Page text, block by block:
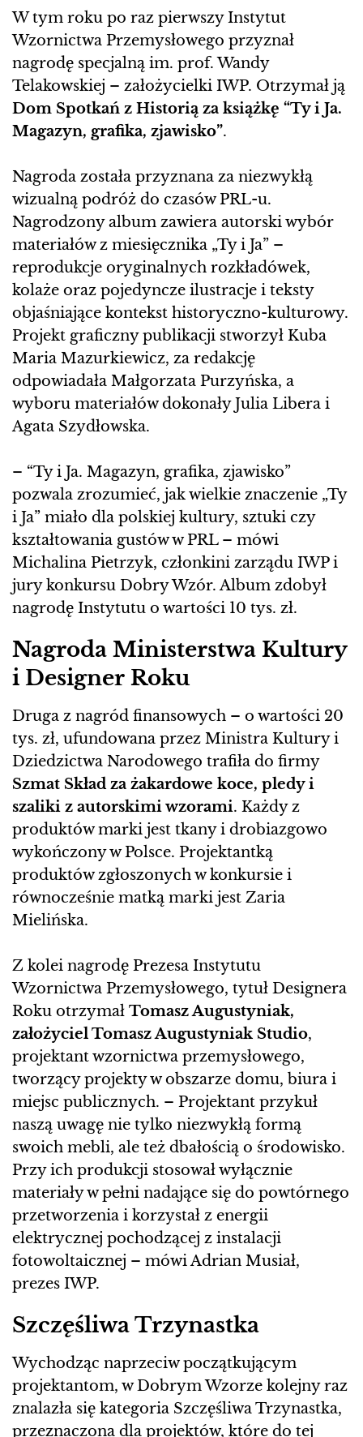
W tym roku po raz pierwszy Instytut
Wzornictwa Przemysłowego przyznał
nagrodę specjalną im. prof. Wandy
Telakowskiej – założycielki IWP. Otrzymał ją
Dom Spotkań z Historią za książkę “Ty i Ja.
Magazyn, grafika, zjawisko”.
Nagroda została przyznana za niezwykłą
wizualną podróż do czasów PRL-u.
Nagrodzony album zawiera autorski wybór
materiałów z miesięcznika „Ty i Ja” –
reprodukcje oryginalnych rozkładówek,
kolaże oraz pojedyncze ilustracje i teksty
objaśniające kontekst historyczno-kulturowy.
Projekt graficzny publikacji stworzył Kuba
Maria Mazurkiewicz, za redakcję
odpowiadała Małgorzata Purzyńska, a
wyboru materiałów dokonały Julia Libera i
Agata Szydłowska.
– “Ty i Ja. Magazyn, grafika, zjawisko”
pozwala zrozumieć, jak wielkie znaczenie „Ty
i Ja” miało dla polskiej kultury, sztuki czy
kształtowania gustów w PRL – mówi
Michalina Pietrzyk, członkini zarządu IWP i
jury konkursu Dobry Wzór. Album zdobył
nagrodę Instytutu o wartości 10 tys. zł.
Nagroda Ministerstwa Kultury
i Designer Roku
Druga z nagród finansowych – o wartości 20
tys. zł, ufundowana przez Ministra Kultury i
Dziedzictwa Narodowego trafiła do firmy
Szmat Skład za żakardowe koce, pledy i
szaliki z autorskimi wzorami. Każdy z
produktów marki jest tkany i drobiazgowo
wykończony w Polsce. Projektantką
produktów zgłoszonych w konkursie i
równocześnie matką marki jest Zaria
Mielińska.
Z kolei nagrodę Prezesa Instytutu
Wzornictwa Przemysłowego, tytuł Designera
Roku otrzymał Tomasz Augustyniak,
założyciel Tomasz Augustyniak Studio,
projektant wzornictwa przemysłowego,
tworzący projekty w obszarze domu, biura i
miejsc publicznych. – Projektant przykuł
naszą uwagę nie tylko niezwykłą formą
swoich mebli, ale też dbałością o środowisko.
Przy ich produkcji stosował wyłącznie
materiały w pełni nadające się do powtórnego
przetworzenia i korzystał z energii
elektrycznej pochodzącej z instalacji
fotowoltaicznej – mówi Adrian Musiał,
prezes IWP.
Szczęśliwa Trzynastka
Wychodząc naprzeciw początkującym
projektantom, w Dobrym Wzorze kolejny raz
znalazła się kategoria Szczęśliwa Trzynastka,
przeznaczona dla projektów, które do tej